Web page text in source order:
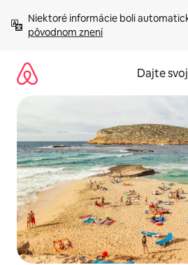
obsah.
Niektoré informácie boli
pôvodnom znení
Dajte